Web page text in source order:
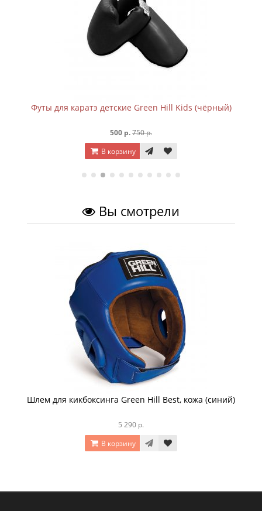
Футы для каратэ детские Green Hill Kids (чёрный)
500 р.750 р.
В корзину
Вы смотрели
Шлем для кикбоксинга Green Hill Best, кожа (синий)
5 290 р.
В корзину